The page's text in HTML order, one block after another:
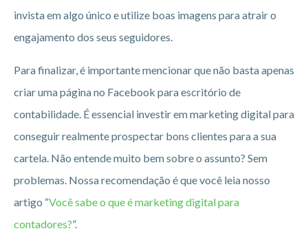
invista em algo único e utilize boas imagens para atrair o
engajamento dos seus seguidores.
Para finalizar, é importante mencionar que não basta apenas
criar uma página no Facebook para escritório de
contabilidade. É essencial investir em marketing digital para
conseguir realmente prospectar bons clientes para a sua
cartela. Não entende muito bem sobre o assunto? Sem
problemas. Nossa recomendação é que você leia nosso
artigo “Você sabe o que é marketing digital para
contadores?”.